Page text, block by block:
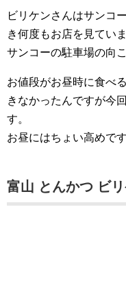
ビリケンさんはサンコ
き何度もお店を見ていま
サンコーの駐車場の向
お値段がお昼時に食べ
きなかったんですが今
す。
お昼にはちょい高めで
富山 とんかつ ビ